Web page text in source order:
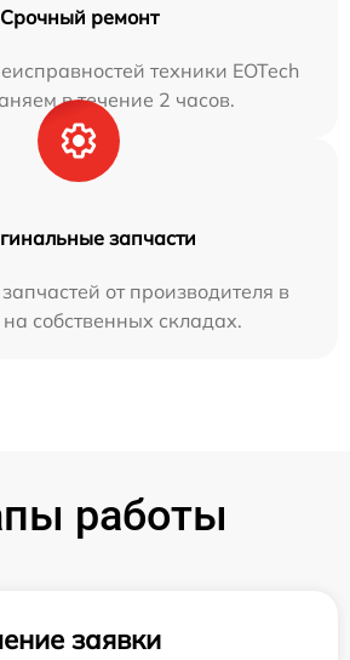
Срочный ремонт
техники EOTech
в течение 2 часов.
запчасти
от производителя в
собственных складах.
работы
заявки